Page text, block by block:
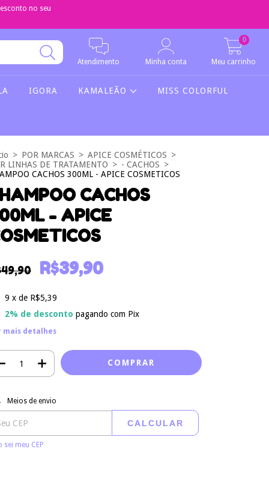
no seu
Atendimento Minha conta Meu carrinho
0
IGORA KAMALEÃO MISS COLORFUL
> POR MARCAS > APICE COSMÉTICOS >
LINHAS DE TRATAMENTO > - CACHOS >
CACHOS 300ML - APICE COSMETICOS
CACHOS
- APICE
R$39,90
9 x de R$5,39
2% de desconto pagando com Pix
mais detalhes
para o CEP:
Meios de envio
CALCULAR
sei meu CEP